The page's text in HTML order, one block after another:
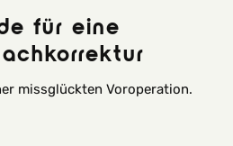
für eine
missglückten Voroperation.